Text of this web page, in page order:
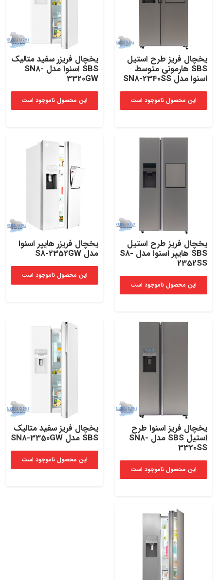
یخچال فریز طرح استیل
SBS هارمونی متوسط
اسنوا مدل SN8-2340SS
این محصول ناموجود است
یخچال فریزر سفید متالیک
SBS اسنوا مدل SN8-
3320GW
این محصول ناموجود است
یخچال فریز طرح استیل
SBS هایپر اسنوا مدل S8-
2352SS
این محصول ناموجود است
یخچال فریزر هایپر اسنوا
مدل S8-2352GW
این محصول ناموجود است
یخچال فریز اسنوا طرح
استیل SBS مدل SN8-
3320SS
این محصول ناموجود است
یخچال فریز سفید متالیک
SBS مدل SN8-3350GW
این محصول ناموجود است